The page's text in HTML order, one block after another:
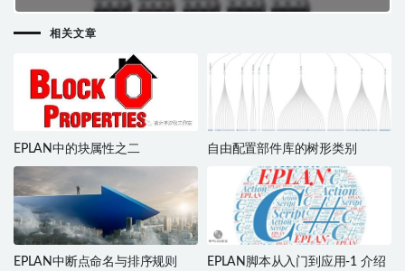
相关文章
EPLAN中的块属性之二 自由配置部件库的树形类别
EPLAN中断点命名与排序规则 EPLAN脚本从入门到应用-1 介绍